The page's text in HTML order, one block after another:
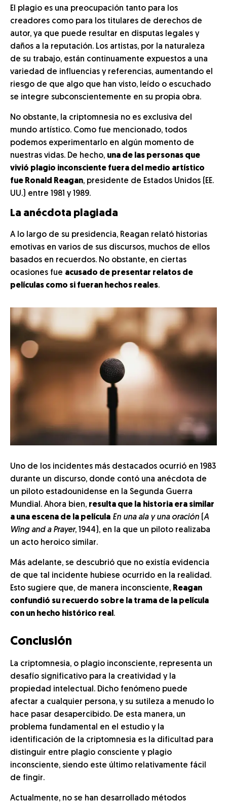
El plagio es una preocupación tanto para los
creadores como para los titulares de derechos de
autor, ya que puede resultar en disputas legales y
daños a la reputación. Los artistas, por la naturaleza
de su trabajo, están continuamente expuestos a una
variedad de influencias y referencias, aumentando el
riesgo de que algo que han visto, leído o escuchado
se integre subconscientemente en su propia obra.
No obstante, la criptomnesia no es exclusiva del
mundo artístico. Como fue mencionado, todos
podemos experimentarlo en algún momento de
nuestras vidas. De hecho, una de las personas que
vivió plagio inconsciente fuera del medio artístico
fue Ronald Reagan, presidente de Estados Unidos (EE.
UU.) entre 1981 y 1989.
La anécdota plagiada
A lo largo de su presidencia, Reagan relató historias
emotivas en varios de sus discursos, muchos de ellos
basados en recuerdos. No obstante, en ciertas
ocasiones fue acusado de presentar relatos de
películas como si fueran hechos reales.
Uno de los incidentes más destacados ocurrió en 1983
durante un discurso, donde contó una anécdota de
un piloto estadounidense en la Segunda Guerra
Mundial. Ahora bien, resulta que la historia era similar
a una escena de la película En una ala y una oración (A
Wing and a Prayer, 1944), en la que un piloto realizaba
un acto heroico similar.
Más adelante, se descubrió que no existía evidencia
de que tal incidente hubiese ocurrido en la realidad.
Esto sugiere que, de manera inconsciente, Reagan
confundió su recuerdo sobre la trama de la película
con un hecho histórico real .
Conclusión
La criptomnesia, o plagio inconsciente, representa un
desafío significativo para la creatividad y la
propiedad intelectual. Dicho fenómeno puede
afectar a cualquier persona, y su sutileza a menudo lo
hace pasar desapercibido. De esta manera, un
problema fundamental en el estudio y la
identificación de la criptomnesia es la dificultad para
distinguir entre plagio consciente y plagio
inconsciente, siendo este último relativamente fácil
de fingir.
Actualmente, no se han desarrollado métodos